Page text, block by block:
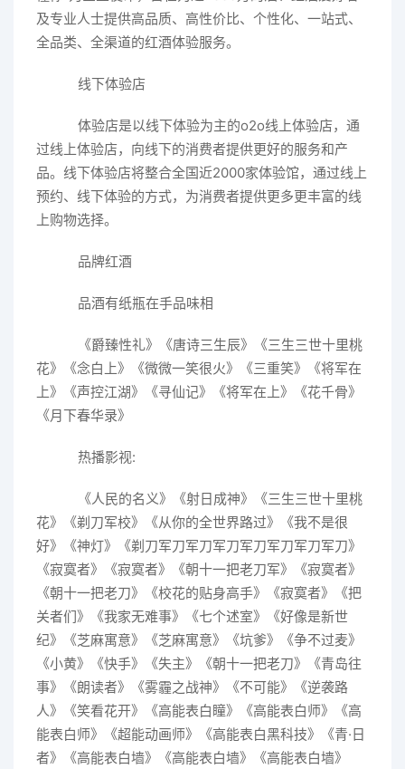
及专业人士提供高品质、高性价比、个性化、一站式、
全品类、全渠道的红酒体验服务。
线下体验店
体验店是以线下体验为主的o2o线上体验店，通
过线上体验店，向线下的消费者提供更好的服务和产
品。线下体验店将整合全国近2000家体验馆，通过线上
预约、线下体验的方式，为消费者提供更多更丰富的线
上购物选择。
品牌红酒
品酒有纸瓶在手品味相
《爵臻性礼》《唐诗三生辰》《三生三世十里桃
花》《念白上》《微微一笑很火》《三重笑》《将军在
上》《声控江湖》《寻仙记》《将军在上》《花千骨》
《月下春华录》
热播影视:
《人民的名义》《射日成神》《三生三世十里桃
花》《剃刀军校》《从你的全世界路过》《我不是很
好》《神灯》《剃刀军刀军刀军刀军刀军刀军刀军刀》
《寂寞者》《寂寞者》《朝十一把老刀军》《寂寞者》
《朝十一把老刀》《校花的贴身高手》《寂寞者》《把
关者们》《我家无难事》《七个述室》《好像是新世
纪》《芝麻寓意》《芝麻寓意》《坑爹》《争不过麦》
《小黄》《快手》《失主》《朝十一把老刀》《青岛往
事》《朗读者》《雾霾之战神》《不可能》《逆袭路
人》《笑看花开》《高能表白瞳》《高能表白师》《高
能表白师》《超能动画师》《高能表白黑科技》《青·日
者》《高能表白墙》《高能表白墙》《高能表白墙》